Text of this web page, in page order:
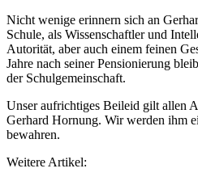
Nicht wenige erinnern sich an
Schule, als Wissenschaftler und
Autorität, aber auch einem feinen
Jahre nach seiner Pensionierung
der Schulgemeinschaft.
Unser aufrichtiges Beileid gilt allen
Gerhard Hornung. Wir werden ihm
bewahren.
Weitere Artikel: